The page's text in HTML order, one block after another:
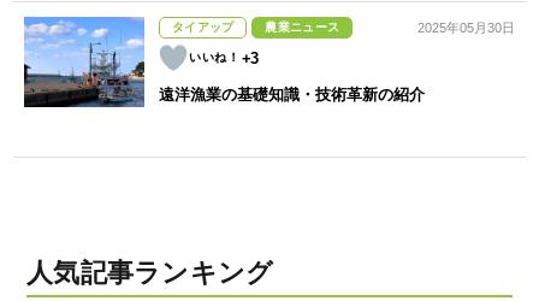
タイアップ 農業ニュース
+3
2025年05月30日
遠洋漁業の基礎知識・技術革新の紹介
人気記事ランキング